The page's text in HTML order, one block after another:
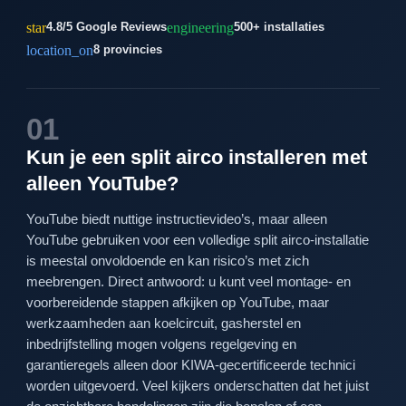
star4.8/5 Google Reviewsengineering500+ installaties
location_on8 provincies
01
Kun je een split airco installeren met
alleen YouTube?
YouTube biedt nuttige instructievideo’s, maar alleen
YouTube gebruiken voor een volledige split airco-installatie
is meestal onvoldoende en kan risico’s met zich
meebrengen. Direct antwoord: u kunt veel montage- en
voorbereidende stappen afkijken op YouTube, maar
werkzaamheden aan koelcircuit, gasherstel en
inbedrijfstelling mogen volgens regelgeving en
garantieregels alleen door KIWA-gecertificeerde technici
worden uitgevoerd. Veel kijkers onderschatten dat het juist